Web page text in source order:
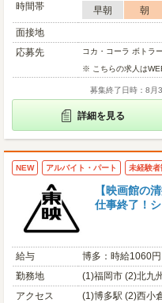
時間帯
早朝 朝
面接地
応募先
コカ・コーラ ボトラ
※ こちらの求人は
募集終了日時：8月
詳細を見る
NEW アルバイト・パート 未経験者
【映画館の
仕事終了！
給与
博多：時給1060
勤務地
(1)福岡市 (2)北九
アクセス
(1)博多駅 (2)西小